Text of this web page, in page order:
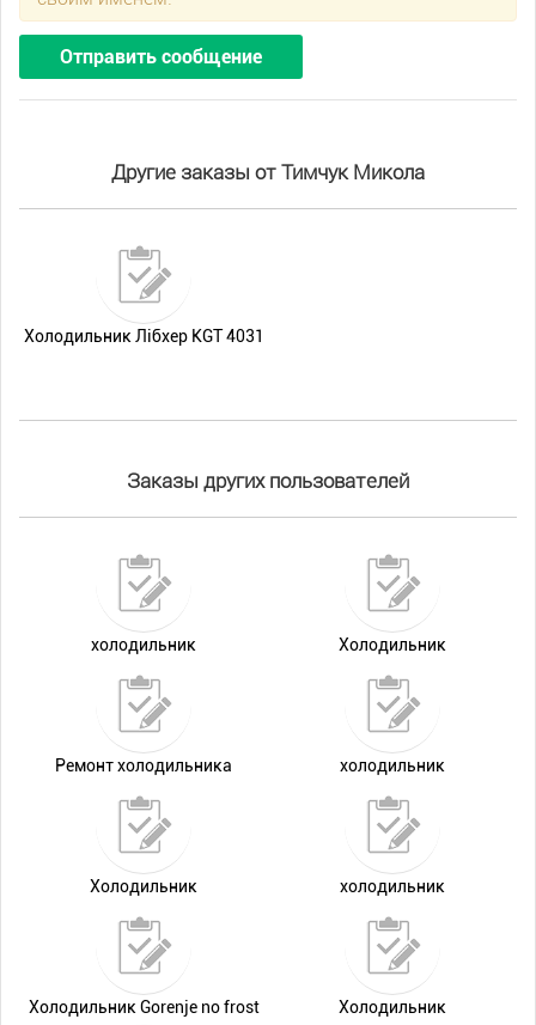
Отправить сообщение
Другие заказы от Тимчук Микола
Холодильник Лібхер KGT 4031
Заказы других пользователей
холодильник Холодильник
Ремонт холодильника холодильник
Холодильник холодильник
Холодильник Gorenje no frost Холодильник